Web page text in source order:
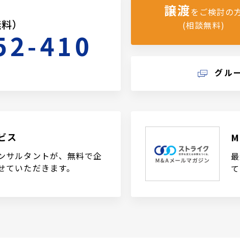
）
410
譲渡をご検討の
(相談無料)
グル
ス
サルタントが、無料で企
いただきます。